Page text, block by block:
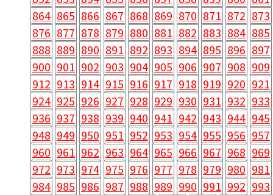
864 865 866 867 868 869 870 871 872 873
876 877 878 879 880 881 882 883 884 885
888 889 890 891 892 893 894 895 896 897
900 901 902 903 904 905 906 907 908 909
912 913 914 915 916 917 918 919 920 921
924 925 926 927 928 929 930 931 932 933
936 937 938 939 940 941 942 943 944 945
948 949 950 951 952 953 954 955 956 957
960 961 962 963 964 965 966 967 968 969
972 973 974 975 976 977 978 979 980 981
984 985 986 987 988 989 990 991 992 993